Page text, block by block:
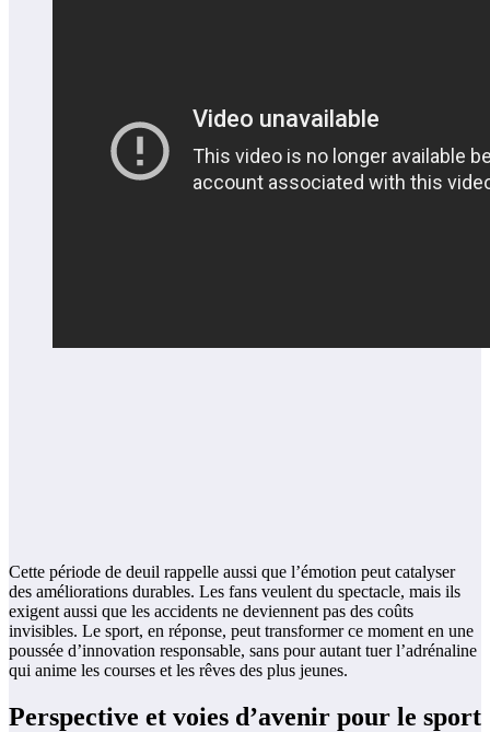
Cette période de deuil rappelle aussi que l’émotion peut catalyser
des améliorations durables. Les fans veulent du spectacle, mais ils
exigent aussi que les accidents ne deviennent pas des coûts
invisibles. Le sport, en réponse, peut transformer ce moment en une
poussée d’innovation responsable, sans pour autant tuer l’adrénaline
qui anime les courses et les rêves des plus jeunes.
Perspective et voies d’avenir pour le sport